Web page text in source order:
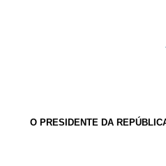
O PRESIDENTE DA